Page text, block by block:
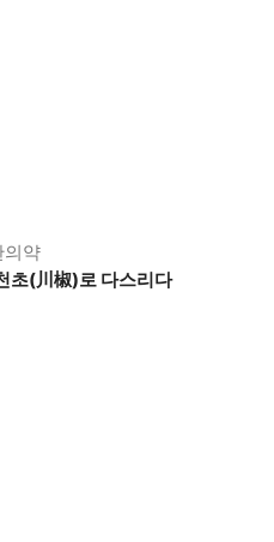
의약
초(川椒)로 다스리다